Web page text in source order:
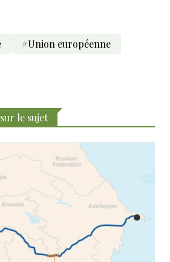
#Union européenne
le sujet